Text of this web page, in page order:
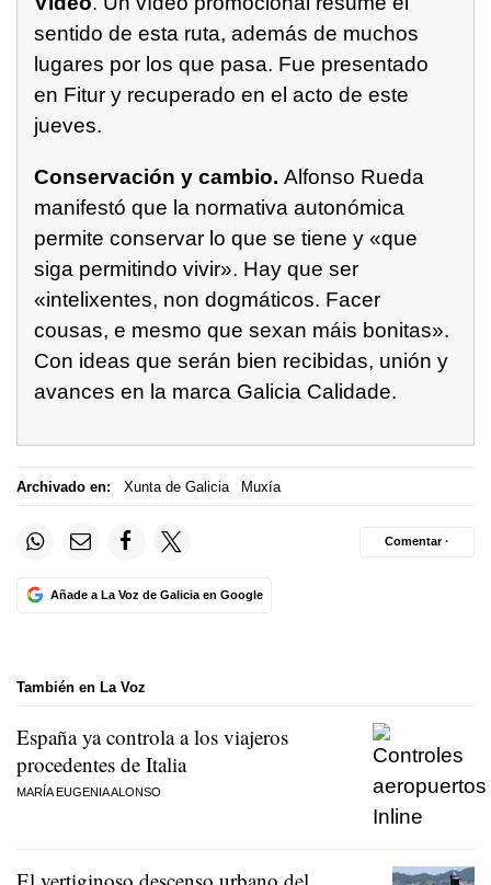
sentido de esta ruta, además de muchos
lugares por los que pasa. Fue presentado
en Fitur y recuperado en el acto de este
jueves.
Conservación y cambio. Alfonso Rueda
manifestó que la normativa autonómica
permite conservar lo que se tiene y «que
siga permitindo vivir». Hay que ser
«intelixentes, non dogmáticos. Facer
cousas, e mesmo que sexan máis bonitas».
Con ideas que serán bien recibidas, unión y
avances en la marca Galicia Calidade.
Archivado en: Xunta de Galicia Muxía
Añade a La Voz de Galicia en Google
Comentar ·
También en La Voz
España ya controla a los viajeros
procedentes de Italia
MARÍA EUGENIA ALONSO